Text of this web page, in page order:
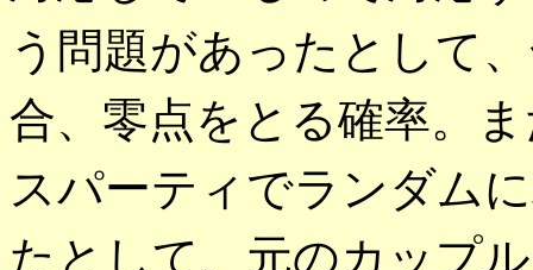
う問題があったとして
合、零点をとる確率。
スパーティでランダム
たとして、元のカップ